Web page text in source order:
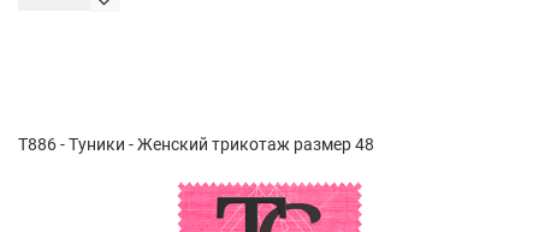
Т886 - Туники - Женский трикотаж размер 48